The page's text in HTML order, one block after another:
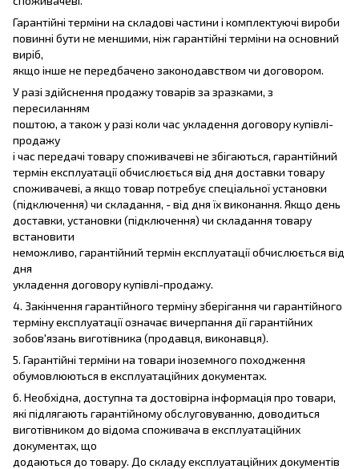
Гарантійні терміни на складові частини і комплектуючі вироби
повинні бути не меншими, ніж гарантійні терміни на основний
виріб,
якщо інше не передбачено законодавством чи договором.
У разі здійснення продажу товарів за зразками, з
пересиланням
поштою, а також у разі коли час укладення договору купівлі-
продажу
і час передачі товару споживачеві не збігаються, гарантійний
термін експлуатації обчислюється від дня доставки товару
споживачеві, а якщо товар потребує спеціальної установки
(підключення) чи складання, - від дня їх виконання. Якщо день
доставки, установки (підключення) чи складання товару
встановити
неможливо, гарантійний термін експлуатації обчислюється від
дня
укладення договору купівлі-продажу.
4. Закінчення гарантійного терміну зберігання чи гарантійного
терміну експлуатації означає вичерпання дії гарантійних
зобов'язань виготівника (продавця, виконавця).
5. Гарантійні терміни на товари іноземного походження
обумовлюються в експлуатаційних документах.
6. Необхідна, доступна та достовірна інформація про товари,
які підлягають гарантійному обслуговуванню, доводиться
виготівником до відома споживача в експлуатаційних
документах, що
додаються до товару. До складу експлуатаційних документів